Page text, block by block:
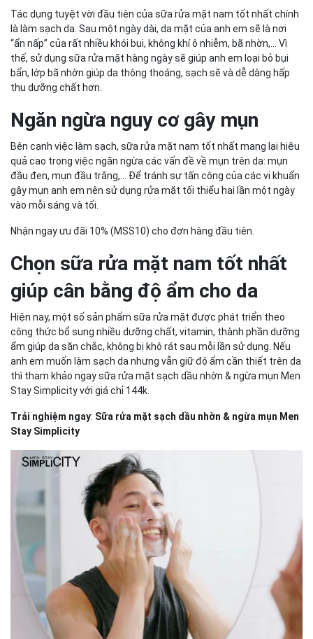
Tác dụng tuyệt vời đầu tiên của sữa rửa mặt nam tốt nhất chính
là làm sạch da. Sau một ngày dài, da mặt của anh em sẽ là nơi
“ẩn nấp” của rất nhiều khói bụi, không khí ô nhiễm, bã nhờn,... Vì
thế, sử dụng sữa rửa mặt hàng ngày sẽ giúp anh em loại bỏ bụi
bẩn, lớp bã nhờn giúp da thông thoáng, sạch sẽ và dễ dàng hấp
thu dưỡng chất hơn.
Ngăn ngừa nguy cơ gây mụn
Bên cạnh việc làm sạch, sữa rửa mặt nam tốt nhất mang lại hiệu
quả cao trong việc ngăn ngừa các vấn đề về mụn trên da: mụn
đầu đen, mụn đầu trắng,... Để tránh sự tấn công của các vi khuẩn
gây mụn anh em nên sử dụng rửa mặt tối thiểu hai lần một ngày
vào mỗi sáng và tối.
Nhận ngay ưu đãi 10% (MSS10) cho đơn hàng đầu tiên.
Chọn sữa rửa mặt nam tốt nhất
giúp cân bằng độ ẩm cho da
Hiện nay, một số sản phẩm sữa rửa mặt được phát triển theo
công thức bổ sung nhiều dưỡng chất, vitamin, thành phần dưỡng
ẩm giúp da săn chắc, không bị khô rát sau mỗi lần sử dụng. Nếu
anh em muốn làm sạch da nhưng vẫn giữ độ ẩm cần thiết trên da
thì tham khảo ngay sữa rửa mặt sạch dầu nhờn & ngừa mụn Men
Stay Simplicity với giá chỉ 144k.
Trải nghiệm ngay: Sữa rửa mặt sạch dầu nhờn & ngừa mụn Men
Stay Simplicity